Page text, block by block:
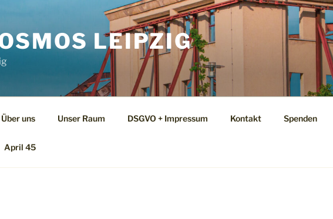
LEIPZIG
Über uns Unser Raum DSGVO + Impressum Kontakt Spenden
April 45